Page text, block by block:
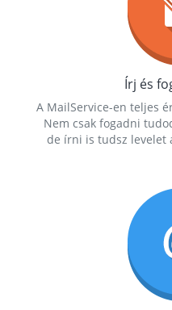
Írj és
A MailService-en teljes
Nem csak fogadni
de írni is tudsz levelet